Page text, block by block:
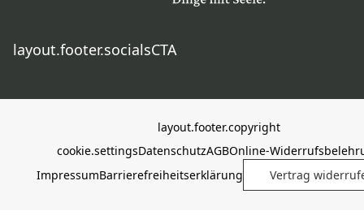
layout.footer.socialsCTA
layout.footer.copyright
cookie.settingsDatenschutzAGBOnline-
ImpressumBarrierefreiheitserklärung Vertrag